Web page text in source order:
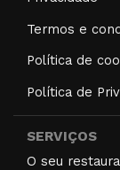
Termos e
Política de
Política de
SERVIÇOS
O seu